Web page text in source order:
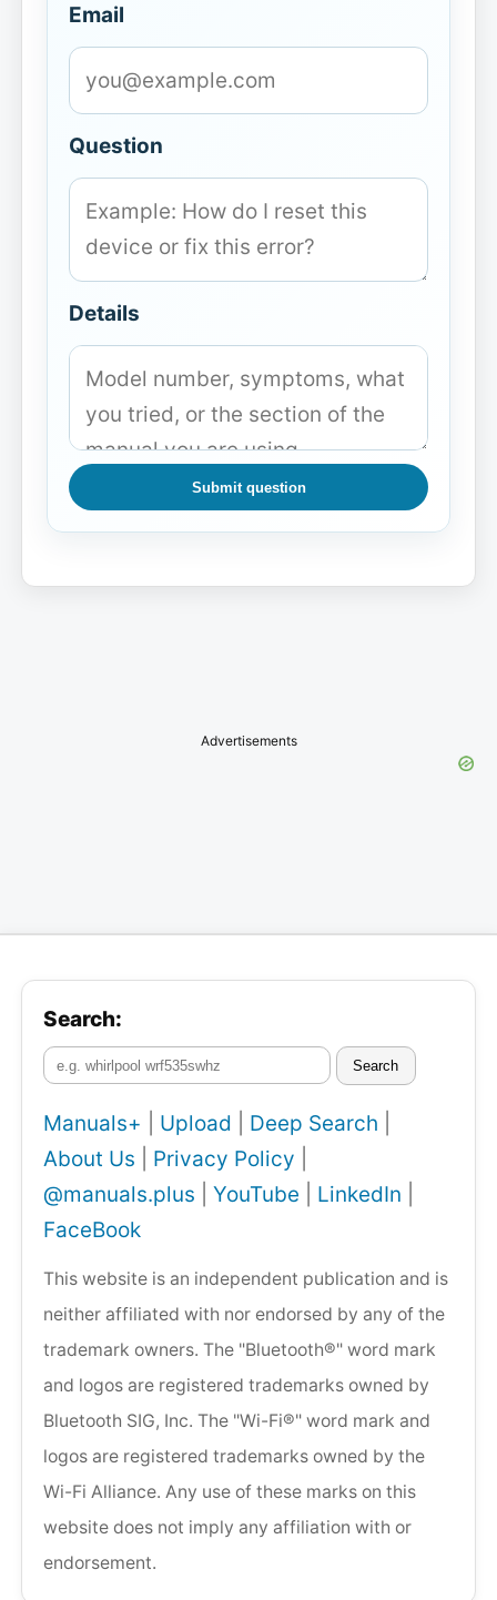
Email
Question
Details
Submit question
Advertisements
Search:
Search
Manuals+ Upload Deep Search
About Us
Privacy Policy
@manuals.plus
YouTube LinkedIn
FaceBook
This website is an independent publication and is
neither affiliated with nor endorsed by any of the
trademark owners. The "Bluetooth®" word mark
and logos are registered trademarks owned by
Bluetooth SIG, Inc. The "Wi-Fi®" word mark and
logos are registered trademarks owned by the
Wi-Fi Alliance. Any use of these marks on this
website does not imply any affiliation with or
endorsement.